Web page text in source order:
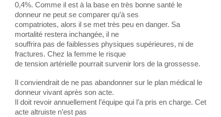
0,4%. Comme il est à la base en très bonne santé le
donneur ne peut se comparer qu’à ses
compatriotes, alors il se met très peu en danger. Sa
mortalité restera inchangée, il ne
souffrira pas de faiblesses physiques supérieures, ni de
fractures. Chez la femme le risque
de tension artérielle pourrait survenir lors de la grossesse.
Il conviendrait de ne pas abandonner sur le plan médical le
donneur vivant après son acte.
Il doit revoir annuellement l’équipe qui l’a pris en charge. Cet
acte altruiste n’est pas